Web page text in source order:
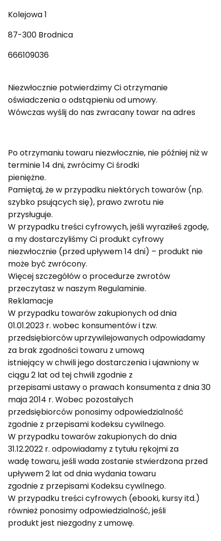
Kolejowa 1
87-300 Brodnica
666109036
Niezwłocznie potwierdzimy Ci otrzymanie
oświadczenia o odstąpieniu od umowy.
Wówczas wyślij do nas zwracany towar na adres
Po otrzymaniu towaru niezwłocznie, nie później niż w
terminie 14 dni, zwrócimy Ci środki
pieniężne.
Pamiętaj, że w przypadku niektórych towarów (np.
szybko psujących się), prawo zwrotu nie
przysługuje.
W przypadku treści cyfrowych, jeśli wyraziłeś zgodę,
a my dostarczyliśmy Ci produkt cyfrowy
niezwłocznie (przed upływem 14 dni) – produkt nie
może być zwrócony.
Więcej szczegółów o procedurze zwrotów
przeczytasz w naszym Regulaminie.
Reklamacje
W przypadku towarów zakupionych od dnia
01.01.2023 r. wobec konsumentów i tzw.
przedsiębiorców uprzywilejowanych odpowiadamy
za brak zgodności towaru z umową
istniejący w chwili jego dostarczenia i ujawniony w
ciągu 2 lat od tej chwili zgodnie z
przepisami ustawy o prawach konsumenta z dnia 30
maja 2014 r. Wobec pozostałych
przedsiębiorców ponosimy odpowiedzialność
zgodnie z przepisami kodeksu cywilnego.
W przypadku towarów zakupionych do dnia
31.12.2022 r. odpowiadamy z tytułu rękojmi za
wadę towaru, jeśli wada zostanie stwierdzona przed
upływem 2 lat od dnia wydania towaru
zgodnie z przepisami Kodeksu cywilnego.
W przypadku treści cyfrowych (ebooki, kursy itd.)
również ponosimy odpowiedzialność, jeśli
produkt jest niezgodny z umowę.